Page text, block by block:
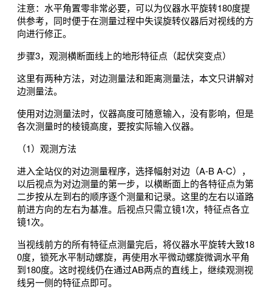
注意：水平角置零非常必要，可以为仪器水平旋转180度提
供参考，同时便于在测量过程中失误旋转仪器后对视线的方
向进行修正。
步骤3，观测横断面线上的地形特征点（起伏突变点）
这里有两种方法，对边测量法和距离测量法，本文只讲解对
边测量法。
使用对边测量法时，仪器高度可随意输入，没有影响，但是
各次测量时的棱镜高度，要按实际输入仪器。
（1）观测方法
进入全站仪的对边测量程序，选择幅射对边（A-B A-C），
以后视点为对边测量的第一步，以横断面上的各特征点为第
二步按从左到右的顺序逐个测量和记录。这里的左右以道路
前进方向的左右为基准。后视点只需立镜1次，特征点各立
镜1次。
当视线前方的所有特征点测量完后，将仪器水平旋转大致18
0度，锁死水平制动螺旋，再使用水平微动螺旋微调水平角
到180度。这时视线仍在通过AB两点的直线上，继续观测视
线另一侧的特征点即可。